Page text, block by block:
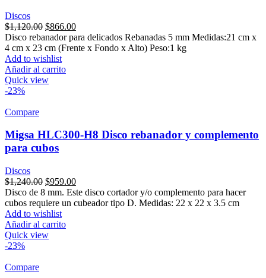
Discos
$1,120.00 Original
price
was:
$1,120.00.
$866.00Current
price
is:
Disco rebanador para delicados Rebanadas 5 mm Medidas:21 cm x
4 cm x 23 cm (Frente x Fondo x Alto) Peso:1 kg
Add to wishlist
Añadir al carrito
Quick view
-23%
Compare
Migsa HLC300-H8 Disco rebanador y complemento
para cubos
Discos
$1,240.00 Original
price
was:
$1,240.00.
$959.00Current
price
is:
Disco de 8 mm. Este disco cortador y/o complemento para hacer
cubos requiere un cubeador tipo D. Medidas: 22 x 22 x 3.5 cm
Add to wishlist
Añadir al carrito
Quick view
-23%
Compare